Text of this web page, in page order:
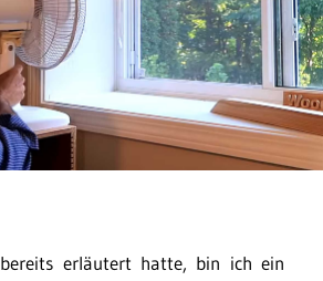
bereits erläutert hatte, bin ich ein